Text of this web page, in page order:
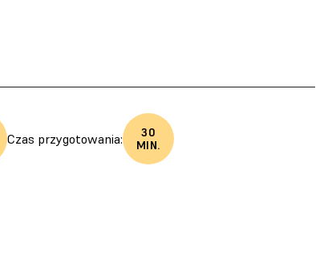
Czas przygotowania:
30
MIN.